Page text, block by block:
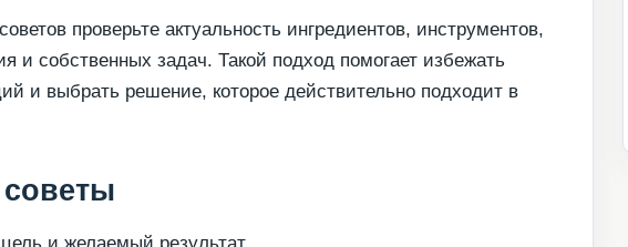
проверьте актуальность ингредиентов, инструментов,
и собственных задач. Такой подход помогает избежать
и выбрать решение, которое действительно подходит в
советы